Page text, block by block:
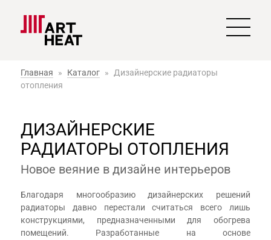
Главная » Каталог »
Дизайнерские радиаторы
отопления
ДИЗАЙНЕРСКИЕ
РАДИАТОРЫ ОТОПЛЕНИЯ
Новое веяние в дизайне интерьеров
Благодаря многообразию дизайнерских решений
радиаторы давно перестали считаться всего лишь
конструкциями, предназначенными для обогрева
помещений. Разработанные на основе